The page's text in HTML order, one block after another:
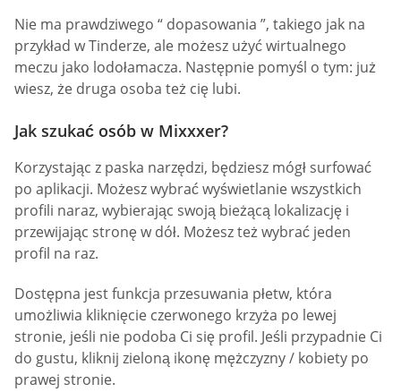
Nie ma prawdziwego “ dopasowania ”, takiego jak na
przykład w Tinderze, ale możesz użyć wirtualnego
meczu jako lodołamacza. Następnie pomyśl o tym: już
wiesz, że druga osoba też cię lubi.
Jak szukać osób w Mixxxer?
Korzystając z paska narzędzi, będziesz mógł surfować
po aplikacji. Możesz wybrać wyświetlanie wszystkich
profili naraz, wybierając swoją bieżącą lokalizację i
przewijając stronę w dół. Możesz też wybrać jeden
profil na raz.
Dostępna jest funkcja przesuwania płetw, która
umożliwia kliknięcie czerwonego krzyża po lewej
stronie, jeśli nie podoba Ci się profil. Jeśli przypadnie Ci
do gustu, kliknij zieloną ikonę mężczyzny / kobiety po
prawej stronie.